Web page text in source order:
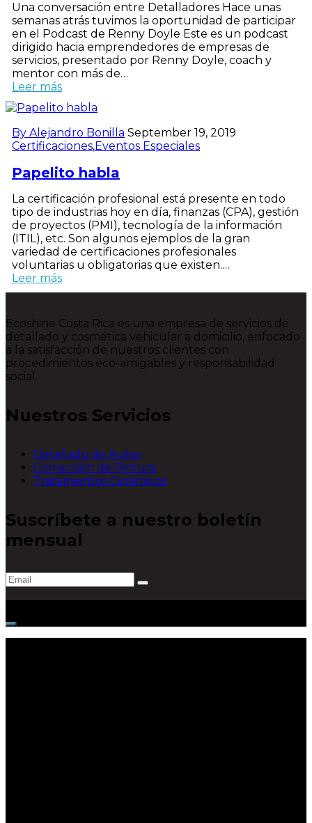
Una conversación entre Detalladores Hace unas
semanas atrás tuvimos la oportunidad de participar
en el Podcast de Renny Doyle Este es un podcast
dirigido hacia emprendedores de empresas de
servicios, presentado por Renny Doyle, coach y
mentor con más de…
Leer más
By Alejandro Bonilla September 19, 2019
Certificaciones,Eventos Especiales
Papelito habla
La certificación profesional está presente en todo
tipo de industrias hoy en día, finanzas (CPA), gestión
de proyectos (PMI), tecnología de la información
(ITIL), etc. Son algunos ejemplos de la gran
variedad de certificaciones profesionales
voluntarias u obligatorias que existen.…
Leer más
Ecoshine Costa Rica es una empresa de servicios de
detallado y cosmética vehicular a domicilio, enfocado
a la satisfacción de nuestros clientes con
procedimientos eco-amigables y responsabilidad
social.
Nuestros Servicios
Detallado de Autos
Corrección de Pintura
Tratamientos Cerámicos
Suscríbete a nuestro boletín
mensual